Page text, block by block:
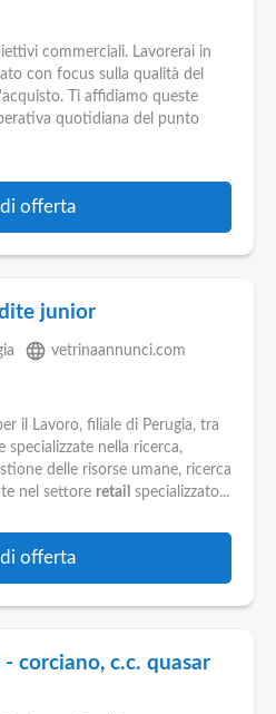
commerciali. Lavorerai in
con focus sulla qualità del
Ti affidiamo queste
quotidiana del punto
offerta
junior
language vetrinaannunci.com
il Lavoro, filiale di Perugia, tra
specializzate nella ricerca,
delle risorse umane, ricerca
nel settore retail specializzato...
offerta
corciano, c.c. quasar